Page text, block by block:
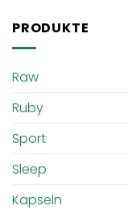
PRODUKTE
Raw
Ruby
Sport
Sleep
Kapseln